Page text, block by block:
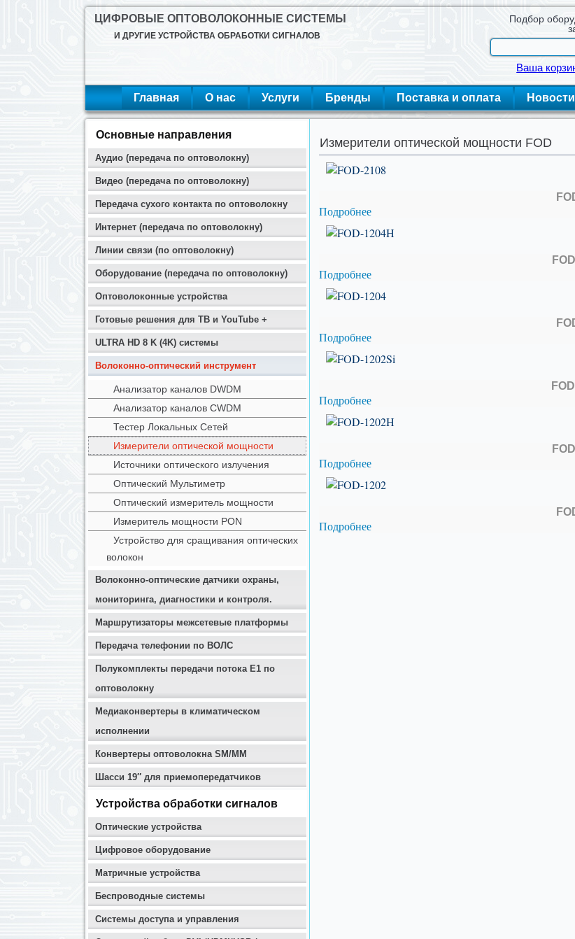
Подбор
Ваша
ЦИФРОВЫЕ ОПТОВОЛОКОННЫЕ СИСТЕМЫ
И ДРУГИЕ УСТРОЙСТВА ОБРАБОТКИ СИГНАЛОВ
Главная О нас Услуги Бренды Поставка и оплата Новости
Основные направления
Аудио (передача по оптоволокну)
Видео (передача по оптоволокну)
Передача сухого контакта по оптоволокну
Интернет (передача по оптоволокну)
Линии связи (по оптоволокну)
Оборудование (передача по оптоволокну)
Оптоволоконные устройства
Готовые решения для ТВ и YouTube +
ULTRA HD 8 K (4K) системы
Волоконно-оптический инструмент
Анализатор каналов DWDM
Анализатор каналов CWDM
Тестер Локальных Сетей
Измерители оптической мощности
Источники оптического излучения
Оптический Мультиметр
Оптический измеритель мощности
Измеритель мощности PON
Устройство для сращивания оптических
волокон
Волоконно-оптические датчики охраны,
мониторинга, диагностики и контроля.
Маршрутизаторы межсетевые платформы
Передача телефонии по ВОЛС
Полукомплекты передачи потока E1 по
оптоволокну
Медиаконвертеры в климатическом
исполнении
Конвертеры оптоволокна SM/MM
Шасси 19″ для приемопередатчиков
Устройства обработки сигналов
Оптические устройства
Цифровое оборудование
Матричные устройства
Беспроводные системы
Системы доступа и управления
Измерители оптической мощности FOD
Подробнее
Подробнее
Подробнее
Подробнее
Подробнее
Подробнее